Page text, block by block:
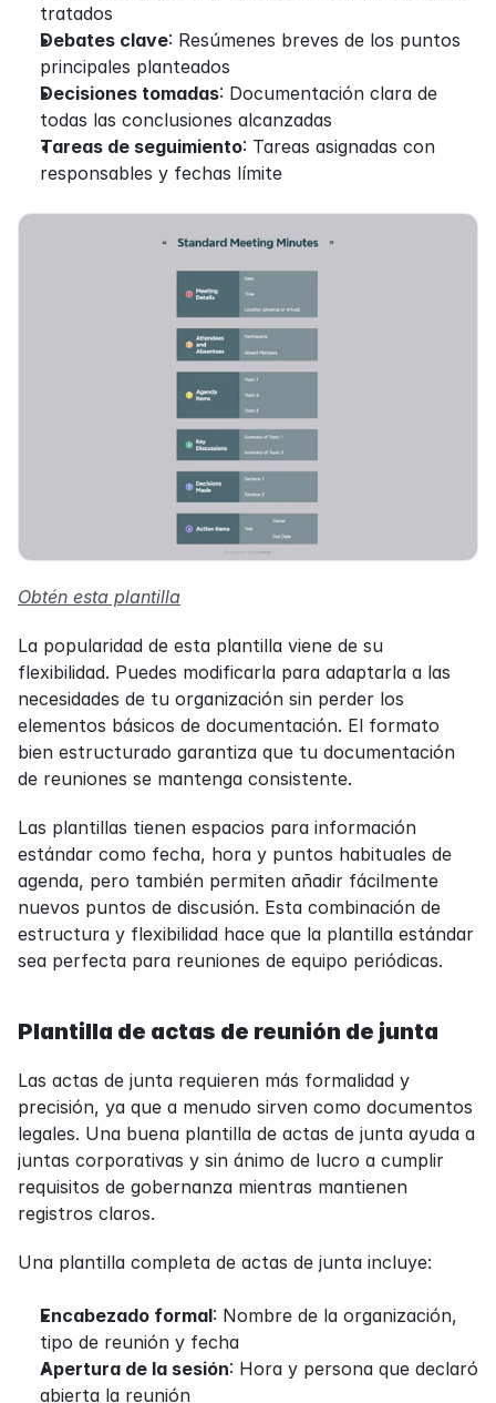
tratados
Debates clave: Resúmenes breves de los puntos
principales planteados
Decisiones tomadas: Documentación clara de
todas las conclusiones alcanzadas
Tareas de seguimiento: Tareas asignadas con
responsables y fechas límite
Obtén esta plantilla
La popularidad de esta plantilla viene de su
flexibilidad. Puedes modificarla para adaptarla a las
necesidades de tu organización sin perder los
elementos básicos de documentación. El formato
bien estructurado garantiza que tu documentación
de reuniones se mantenga consistente.
Las plantillas tienen espacios para información
estándar como fecha, hora y puntos habituales de
agenda, pero también permiten añadir fácilmente
nuevos puntos de discusión. Esta combinación de
estructura y flexibilidad hace que la plantilla estándar
sea perfecta para reuniones de equipo periódicas.
Plantilla de actas de reunión de junta
Las actas de junta requieren más formalidad y
precisión, ya que a menudo sirven como documentos
legales. Una buena plantilla de actas de junta ayuda a
juntas corporativas y sin ánimo de lucro a cumplir
requisitos de gobernanza mientras mantienen
registros claros.
Una plantilla completa de actas de junta incluye:
Encabezado formal: Nombre de la organización,
tipo de reunión y fecha
Apertura de la sesión: Hora y persona que declaró
abierta la reunión